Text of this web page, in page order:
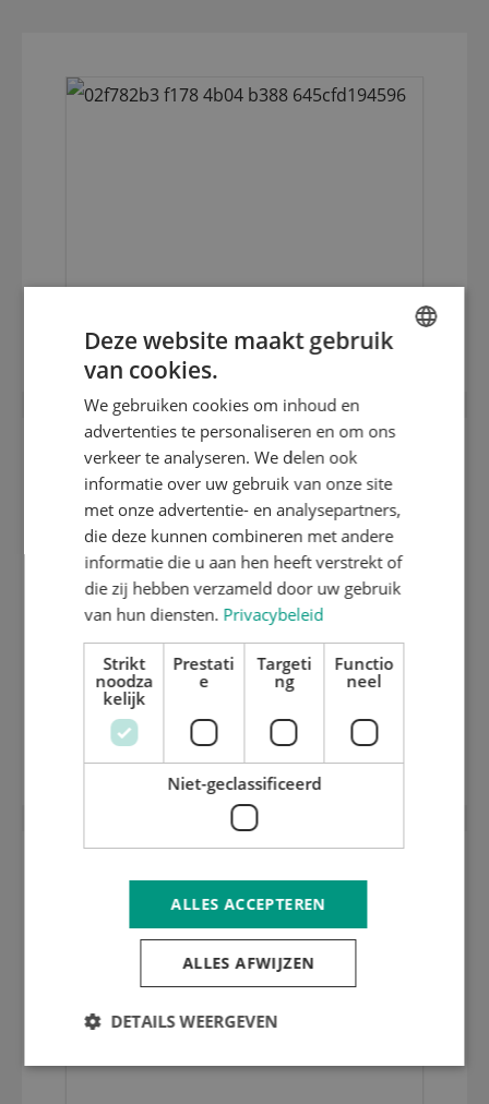
3 mm harde stansplaat inox (HRC 50)
2 mm stansraamplaat inox gehard en
geslepen
Deze website maakt gebruik
van cookies.
We gebruiken cookies om inhoud en
advertenties te personaliseren en om ons
verkeer te analyseren. We delen ook
informatie over uw gebruik van onze site
met onze advertentie- en analysepartners,
die deze kunnen combineren met andere
informatie die u aan hen heeft verstrekt of
die zij hebben verzameld door uw gebruik
van hun diensten. Privacybeleid
Strikt
noodza
kelijk
Prestati
e
Targeti
ng
Functio
neel
Niet-geclassificeerd
ALLES ACCEPTEREN
ALLES AFWIJZEN
DETAILS WEERGEVEN